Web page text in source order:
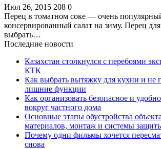
Июл 26, 2015 208 0
Перец в томатном соке — очень
консервированный салат на зиму. Перец
выбрать…
Последние новости
Казахстан столкнулся с перебоями
КТК
Как выбрать вытяжку для кухни и не
лишние функции
Как организовать безопасное и
вокруг частного дома
Основные этапы обустройства
материалов, монтаж и системы
Почему одни фильмы хочется
снова